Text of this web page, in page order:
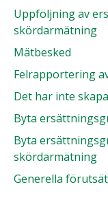
Uppföljning av
skördarmätning
Mätbesked
Felrapportering
Det har inte
Byta
Byta
skördarmätning
Generella